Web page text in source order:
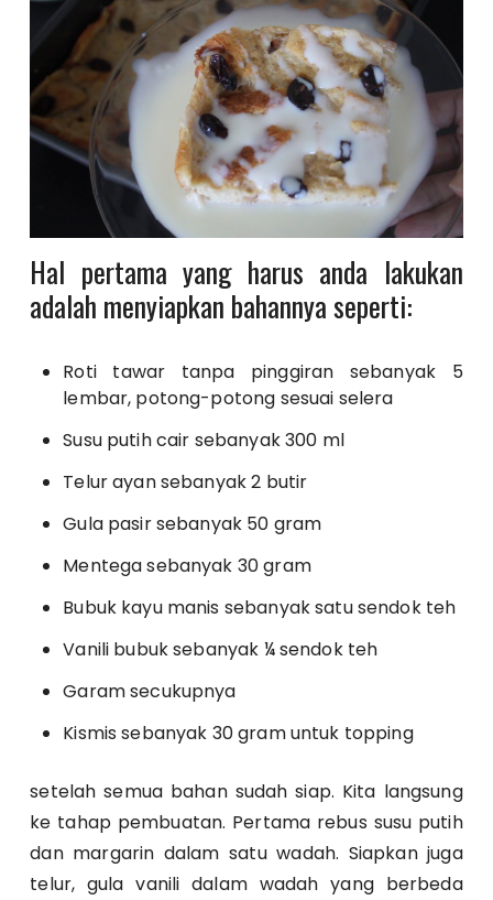
Hal pertama yang harus anda lakukan
adalah menyiapkan bahannya seperti:
Roti tawar tanpa pinggiran sebanyak 5
lembar, potong-potong sesuai selera
Susu putih cair sebanyak 300 ml
Telur ayan sebanyak 2 butir
Gula pasir sebanyak 50 gram
Mentega sebanyak 30 gram
Bubuk kayu manis sebanyak satu sendok teh
Vanili bubuk sebanyak ¼ sendok teh
Garam secukupnya
Kismis sebanyak 30 gram untuk topping
setelah semua bahan sudah siap. Kita langsung
ke tahap pembuatan. Pertama rebus susu putih
dan margarin dalam satu wadah. Siapkan juga
telur, gula vanili dalam wadah yang berbeda